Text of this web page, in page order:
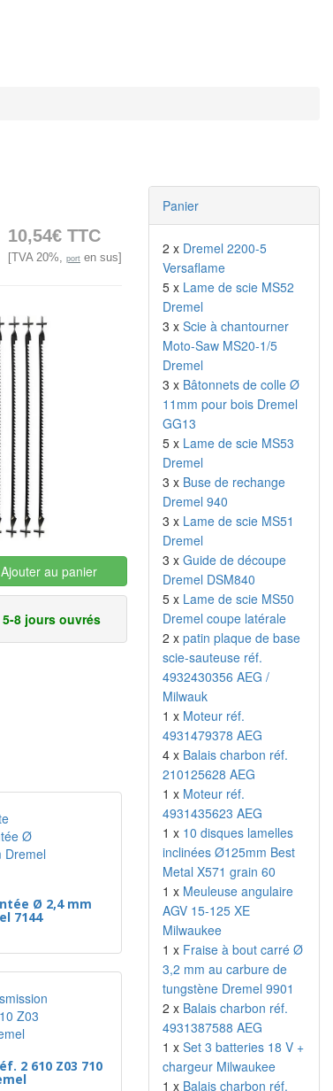
10,54€ TTC
[TVA 20%, port en sus]
Ajouter au panier
5-8 jours ouvrés
Ø 2,4 mm
7144
2 610 Z03 710
Panier
2 x Dremel 2200-5
Versaflame
5 x Lame de scie MS52
Dremel
3 x Scie à chantourner
Moto-Saw MS20-1/5
Dremel
3 x Bâtonnets de colle Ø
11mm pour bois Dremel
GG13
5 x Lame de scie MS53
Dremel
3 x Buse de rechange
Dremel 940
3 x Lame de scie MS51
Dremel
3 x Guide de découpe
Dremel DSM840
5 x Lame de scie MS50
Dremel coupe latérale
2 x patin plaque de base
scie-sauteuse réf.
4932430356 AEG /
Milwauk
1 x Moteur réf.
4931479378 AEG
4 x Balais charbon réf.
210125628 AEG
1 x Moteur réf.
4931435623 AEG
1 x 10 disques lamelles
inclinées Ø125mm Best
Metal X571 grain 60
1 x Meuleuse angulaire
AGV 15-125 XE
Milwaukee
1 x Fraise à bout carré Ø
3,2 mm au carbure de
tungstène Dremel 9901
2 x Balais charbon réf.
4931387588 AEG
1 x Set 3 batteries 18 V +
chargeur Milwaukee
1 x Balais charbon réf.